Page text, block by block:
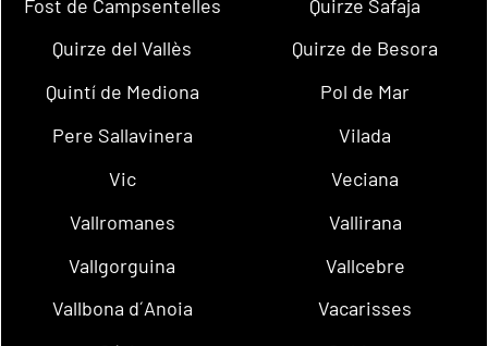
Fost de Campsentelles
Quirze Safaja
Quirze del Vallès
Quirze de Besora
Quintí de Mediona
Pol de Mar
Pere Sallavinera
Vilada
Vic
Veciana
Vallromanes
Vallirana
Vallgorguina
Vallcebre
Vallbona d´Anoia
Vacarisses